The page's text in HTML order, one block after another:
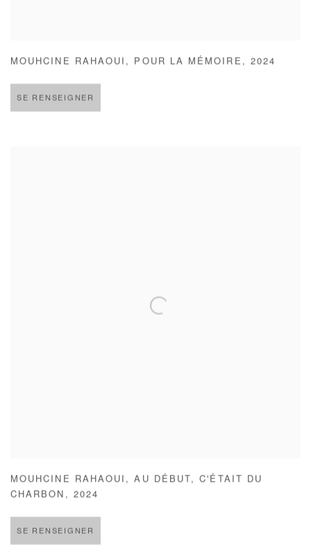
MOUHCINE RAHAOUI , POUR LA MÉMOIRE , 2024
SE RENSEIGNER
MOUHCINE RAHAOUI ,AU DÉBUT ,C'ÉTAIT DU
CHARBON , 2024
SE RENSEIGNER